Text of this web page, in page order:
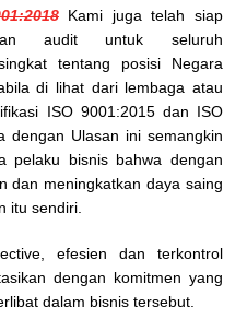
Kami juga telah siap
audit untuk seluruh
tentang posisi Negara
di lihat dari lembaga atau
ISO 9001:2015 dan ISO
dengan Ulasan ini semangkin
pelaku bisnis bahwa dengan
dan meningkatkan daya saing
itu sendiri.
efesien dan terkontrol
dengan komitmen yang
dalam bisnis tersebut.